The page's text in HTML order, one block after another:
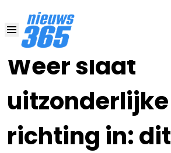
Weer slaat
uitzonderlijke
richting in: dit
01 MRT , 17:00•